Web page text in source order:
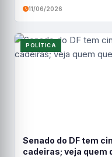
11/06/2026
POLÍTICA
Senado do DF tem
cadeiras; veja quem